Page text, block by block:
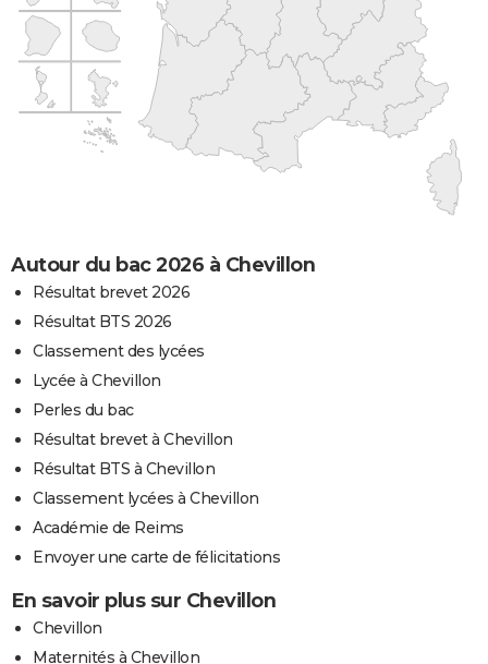
Autour du bac 2026 à Chevillon
Résultat brevet 2026
Résultat BTS 2026
Classement des lycées
Lycée à Chevillon
Perles du bac
Résultat brevet à Chevillon
Résultat BTS à Chevillon
Classement lycées à Chevillon
Académie de Reims
Envoyer une carte de félicitations
En savoir plus sur Chevillon
Chevillon
Maternités à Chevillon